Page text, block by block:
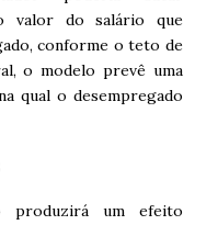
valor do salário que
conforme o teto de
o modelo prevê uma
qual o desempregado
produzirá um efeito